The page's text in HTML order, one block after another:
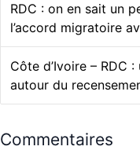
RDC : on en sait un
l’accord migratoire
Côte d’Ivoire – RDC
autour du
Commentaires